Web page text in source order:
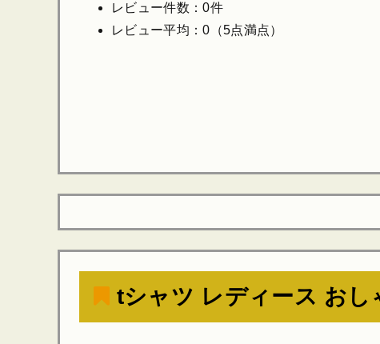
レビュー件数：0件
レビュー平均：0（5点満点）
tシャツ レディース おし